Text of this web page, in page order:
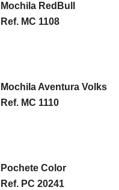
Mochila RedBull
Ref. MC 1108
Mochila Aventura Volks
Ref. MC 1110
Pochete Color
Ref. PC 20241